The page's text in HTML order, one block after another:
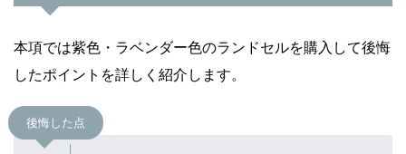
本項では紫色・ラベンダー色のランドセルを購入して後悔
したポイントを詳しく紹介します。
後悔した点